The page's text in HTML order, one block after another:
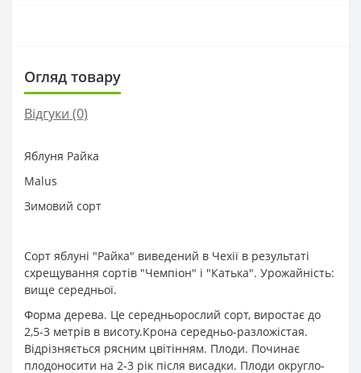
Огляд товару
Відгуки (0)
Яблуня Райка
Malus
Зимовий сорт
Сорт яблуні "Райка" виведений в Чехії в результаті
схрещування сортів "Чемпіон" і "Катька". Урожайність:
вище середньої.
Форма дерева. Це середньорослий сорт, виростає до
2,5-3 метрів в висоту.Крона середньо-разложістая.
Відрізняється рясним цвітінням. Плоди. Починає
плодоносити на 2-3 рік після висадки. Плоди округло-